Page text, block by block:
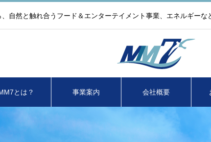
自然と触れ合うフード＆エンターテイメント事業、エネルギー
とは？ 事業案内 会社概要